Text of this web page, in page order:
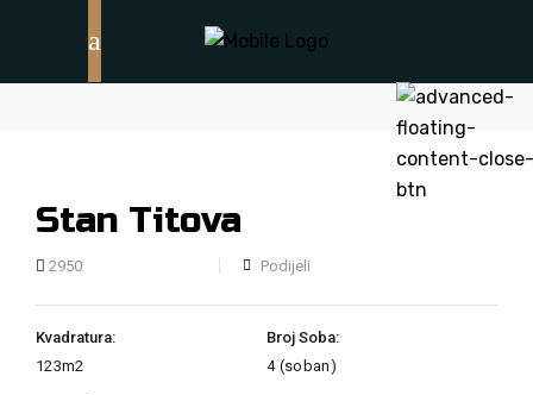
Stan Titova
2950 Podijeli
Kvadratura:
123m2
Broj Soba:
4 (soban)